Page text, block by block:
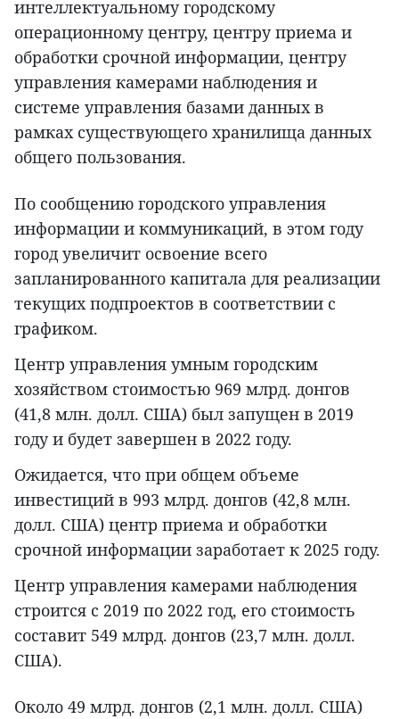
интеллектуальному городскому
операционному центру, центру приема и
обработки срочной информации, центру
управления камерами наблюдения и
системе управления базами данных в
рамках существующего хранилища данных
общего пользования.
По сообщению городского управления
информации и коммуникаций, в этом году
город увеличит освоение всего
запланированного капитала для реализации
текущих подпроектов в соответствии с
графиком.
Центр управления умным городским
хозяйством стоимостью 969 млрд. донгов
(41,8 млн. долл. США) был запущен в 2019
году и будет завершен в 2022 году.
Ожидается, что при общем объеме
инвестиций в 993 млрд. донгов (42,8 млн.
долл. США) центр приема и обработки
срочной информации заработает к 2025 году.
Центр управления камерами наблюдения
строится с 2019 по 2022 год, его стоимость
составит 549 млрд. донгов (23,7 млн. долл.
США).
Около 49 млрд. донгов (2,1 млн. долл. США)